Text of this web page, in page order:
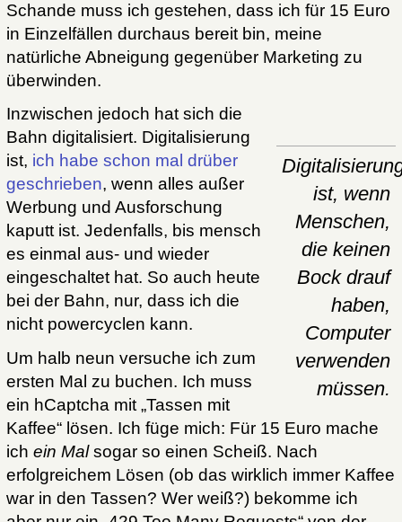
Schande muss ich gestehen, dass ich für 15 Euro
in Einzelfällen durchaus bereit bin, meine
natürliche Abneigung gegenüber Marketing zu
überwinden.
ist, wenn
Menschen,
die keinen
Bock drauf
haben,
Computer
verwenden
müssen.
Inzwischen jedoch hat sich die
Bahn digitalisiert. Digitalisierung
ist, ich habe schon mal drüber
geschrieben, wenn alles außer
Werbung und Ausforschung
kaputt ist. Jedenfalls, bis mensch
es einmal aus- und wieder
eingeschaltet hat. So auch heute
bei der Bahn, nur, dass ich die
nicht powercyclen kann.
Um halb neun versuche ich zum
ersten Mal zu buchen. Ich muss
ein hCaptcha mit „Tassen mit
Kaffee“ lösen. Ich füge mich: Für 15 Euro mache
ich ein Malsogar so einen Scheiß. Nach
erfolgreichem Lösen (ob das wirklich immer Kaffee
war in den Tassen? Wer weiß?) bekomme ich